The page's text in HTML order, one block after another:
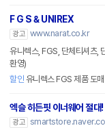
F G S & UNIREX
광고 www.narat.co.kr
유니렉스, FGS, 단체티셔츠,
환영)
할인 유니렉스 FGS 제품 도매
엑슬 히든핏 이너웨어 절대!
광고